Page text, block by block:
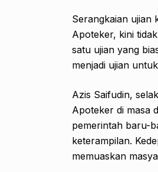
Serangkaian ujian
Apoteker, kini
satu ujian yang
menjadi ujian
Azis Saifudin,
Apoteker di masa
pemerintah baru-
keterampilan.
memuaskan